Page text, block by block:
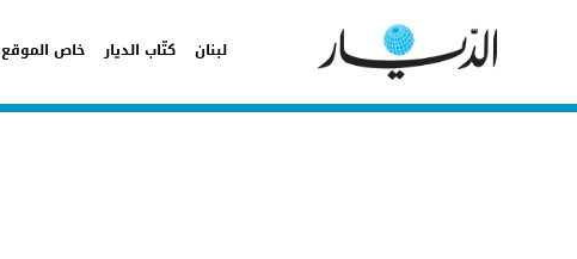
لبنان كتّاب الديار خاص الموقع